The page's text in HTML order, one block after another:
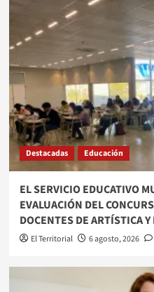
Destacadas Educación
EL SERVICIO EDUCATIVO
EVALUACIÓN DEL
DOCENTES DE ARTÍSTICA
El Territorial 6 agosto, 2026